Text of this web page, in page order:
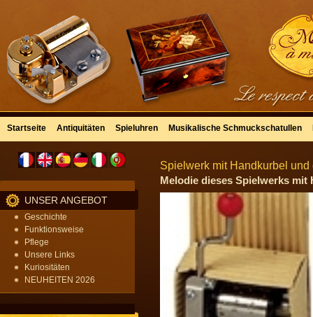
Startseite Antiquitäten Spieluhren Musikalische Schmuckschatullen
UNSER ANGEBOT
Geschichte
Funktionsweise
Pflege
Unsere Links
Kuriositäten
NEUHEITEN 2026
Spielwerk mit Handkurbel
Melodie dieses Spielwerks mit